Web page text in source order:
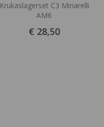
Krukaslagerset C3 Minarelli
AM6
€ 28,50